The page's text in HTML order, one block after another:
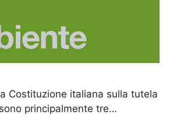
Costituzione italiana sulla tutela
principalmente tre…